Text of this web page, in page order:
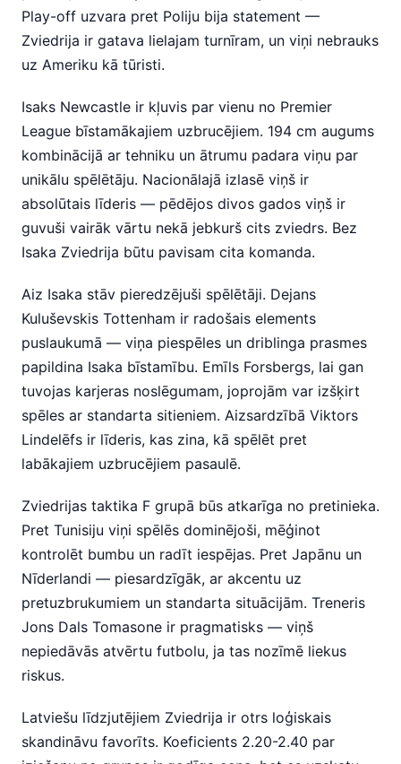
Play-off uzvara pret Poliju bija statement —
Zviedrija ir gatava lielajam turnīram, un viņi nebrauks
uz Ameriku kā tūristi.
Isaks Newcastle ir kļuvis par vienu no Premier
League bīstamākajiem uzbrucējiem. 194 cm augums
kombinācijā ar tehniku un ātrumu padara viņu par
unikālu spēlētāju. Nacionālajā izlasē viņš ir
absolūtais līderis — pēdējos divos gados viņš ir
guvuši vairāk vārtu nekā jebkurš cits zviedrs. Bez
Isaka Zviedrija būtu pavisam cita komanda.
Aiz Isaka stāv pieredzējuši spēlētāji. Dejans
Kuluševskis Tottenham ir radošais elements
puslaukumā — viņa piespēles un driblinga prasmes
papildina Isaka bīstamību. Emīls Forsbergs, lai gan
tuvojas karjeras noslēgumam, joprojām var izšķirt
spēles ar standarta sitieniem. Aizsardzībā Viktors
Lindelēfs ir līderis, kas zina, kā spēlēt pret
labākajiem uzbrucējiem pasaulē.
Zviedrijas taktika F grupā būs atkarīga no pretinieka.
Pret Tunisiju viņi spēlēs dominējoši, mēģinot
kontrolēt bumbu un radīt iespējas. Pret Japānu un
Nīderlandi — piesardzīgāk, ar akcentu uz
pretuzbrukumiem un standarta situācijām. Treneris
Jons Dals Tomasone ir pragmatisks — viņš
nepiedāvās atvērtu futbolu, ja tas nozīmē liekus
riskus.
Latviešu līdzjutējiem Zviedrija ir otrs loģiskais
skandināvu favorīts. Koeficients 2.20-2.40 par